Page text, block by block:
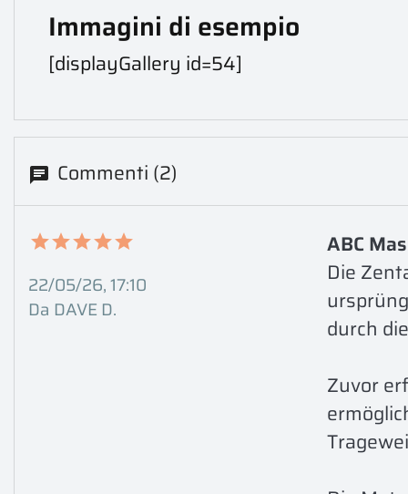
Immagini di esempio
[displayGallery id=54]
Commenti (2)
22/05/26, 17:10
Da DAVE D.
ABC
Die
durch
Zuvor